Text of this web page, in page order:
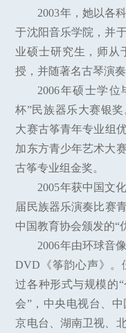
2003年，她以各
于沈阳音乐学院，并
业硕士研究生，师从
授，并随著名古琴演
2006年硕士学位
杯”民族器乐大赛银
大赛古筝青年专业组
加东方青少年艺术大
古筝专业组金奖。
2005年获中国文
届民族器乐演奏比赛
中国教育协会颁发的“
2006年由环球音
DVD《筝韵心声》。
过各种形式与规模的
会”，中央电视台、
京电台、湖南卫视、